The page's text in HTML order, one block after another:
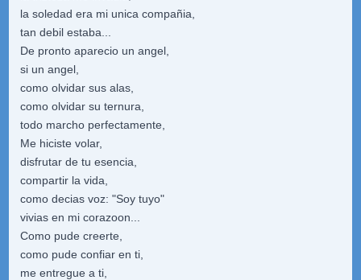
la soledad era mi unica compañia,
tan debil estaba...
De pronto aparecio un angel,
si un angel,
como olvidar sus alas,
como olvidar su ternura,
todo marcho perfectamente,
Me hiciste volar,
disfrutar de tu esencia,
compartir la vida,
como decias voz: "Soy tuyo"
vivias en mi corazoon...
Como pude creerte,
como pude confiar en ti,
me entregue a ti,